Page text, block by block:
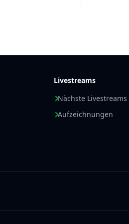
Livestreams
Nächste Livestreams
Aufzeichnungen